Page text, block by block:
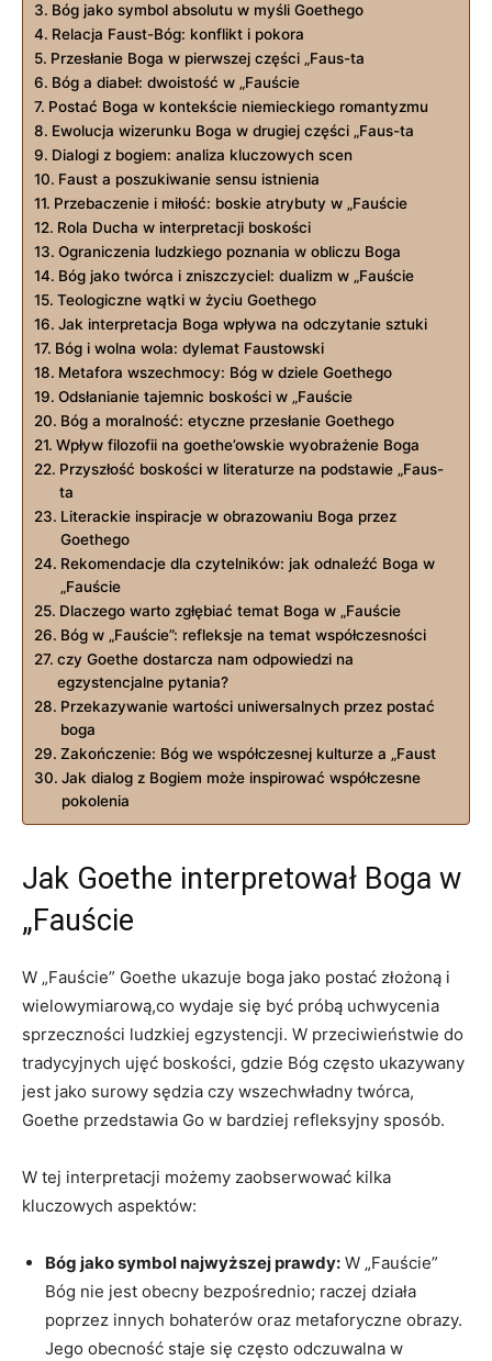
Bóg jako symbol absolutu w myśli Goethego
Relacja Faust-Bóg: konflikt i pokora
Przesłanie Boga w pierwszej części „Faus-ta
Bóg a diabeł: dwoistość w „Fauście
Postać Boga w kontekście niemieckiego romantyzmu
Ewolucja wizerunku Boga w drugiej części „Faus-ta
Dialogi z bogiem: analiza kluczowych scen
Faust a poszukiwanie sensu istnienia
Przebaczenie i miłość: boskie atrybuty w „Fauście
Rola Ducha w interpretacji boskości
Ograniczenia ludzkiego poznania w obliczu Boga
Bóg jako twórca i zniszczyciel: dualizm w „Fauście
Teologiczne wątki w życiu Goethego
Jak interpretacja Boga wpływa na odczytanie sztuki
Bóg i wolna wola: dylemat Faustowski
Metafora wszechmocy: Bóg w dziele Goethego
Odsłanianie tajemnic boskości w „Fauście
Bóg a moralność: etyczne przesłanie Goethego
Wpływ filozofii na goethe’owskie wyobrażenie Boga
Przyszłość boskości w literaturze na podstawie „Faus-
ta
Literackie inspiracje w obrazowaniu Boga przez
Goethego
Rekomendacje dla czytelników: jak odnaleźć Boga w
„Fauście
Dlaczego warto zgłębiać temat Boga w „Fauście
Bóg w „Fauście”: refleksje na temat współczesności
czy Goethe dostarcza nam odpowiedzi na
egzystencjalne pytania?
Przekazywanie wartości uniwersalnych przez postać
boga
Zakończenie: Bóg we współczesnej kulturze a „Faust
Jak dialog z Bogiem może inspirować współczesne
pokolenia
Jak Goethe interpretował Boga w
„Fauście
W „Fauście” Goethe ukazuje boga jako postać złożoną i
wielowymiarową,co wydaje się być próbą uchwycenia
sprzeczności ludzkiej egzystencji. W przeciwieństwie do
tradycyjnych ujęć boskości, gdzie Bóg często ukazywany
jest jako surowy sędzia czy wszechwładny twórca,
Goethe przedstawia Go w bardziej refleksyjny sposób.
W tej interpretacji możemy zaobserwować kilka
kluczowych aspektów:
Bóg jako symbol najwyższej prawdy: W „Fauście”
Bóg nie jest obecny bezpośrednio; raczej działa
poprzez innych bohaterów oraz metaforyczne obrazy.
Jego obecność staje się często odczuwalna w